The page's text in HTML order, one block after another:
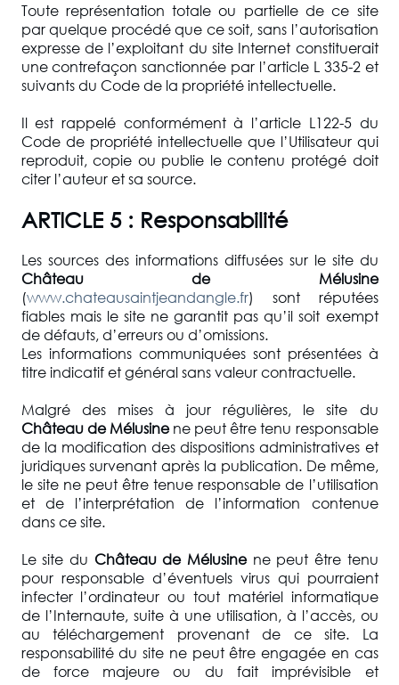
Toute représentation totale ou partielle de ce site
par quelque procédé que ce soit, sans l’autorisation
expresse de l’exploitant du site Internet constituerait
une contrefaçon sanctionnée par l’article L 335-2 et
suivants du Code de la propriété intellectuelle.
Il est rappelé conformément à l’article L122-5 du
Code de propriété intellectuelle que l’Utilisateur qui
reproduit, copie ou publie le contenu protégé doit
citer l’auteur et sa source.
ARTICLE 5 : Responsabilité
Les sources des informations diffusées sur le site du
Château de Mélusine
(www.chateausaintjeandangle.fr) sont réputées
fiables mais le site ne garantit pas qu’il soit exempt
de défauts, d’erreurs ou d’omissions.
Les informations communiquées sont présentées à
titre indicatif et général sans valeur contractuelle.
Malgré des mises à jour régulières, le site du
Château de Mélusinene peut être tenu responsable
de la modification des dispositions administratives et
juridiques survenant après la publication. De même,
le site ne peut être tenue responsable de l’utilisation
et de l’interprétation de l’information contenue
dans ce site.
Le site du Château de Mélusinene peut être tenu
pour responsable d’éventuels virus qui pourraient
infecter l’ordinateur ou tout matériel informatique
de l’Internaute, suite à une utilisation, à l’accès, ou
au téléchargement provenant de ce site. La
responsabilité du site ne peut être engagée en cas
de force majeure ou du fait imprévisible et